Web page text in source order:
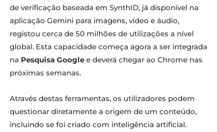
de verificação baseada em SynthID, já disponível na
aplicação Gemini para imagens, vídeo e áudio,
registou cerca de 50 milhões de utilizações a nível
global. Esta capacidade começa agora a ser integrada
na Pesquisa Google e deverá chegar ao Chrome nas
próximas semanas.
Através destas ferramentas, os utilizadores podem
questionar diretamente a origem de um conteúdo,
incluindo se foi criado com inteligência artificial.